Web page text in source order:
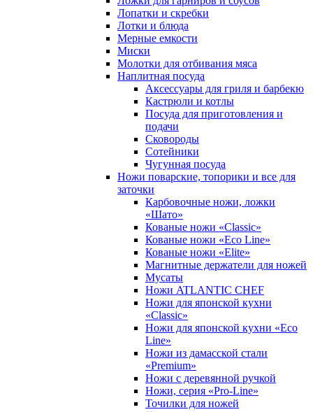
Лопатки и скребки
Лотки и блюда
Мерные емкости
Миски
Молотки для отбивания мяса
Наплитная посуда
Аксессуары для гриля и барбекю
Кастрюли и котлы
Посуда для приготовления и
подачи
Сковороды
Сотейники
Чугунная посуда
Ножи поварские, топорики и все для
заточки
Карбовочные ножи, ложки
«Шато»
Кованые ножи «Classic»
Кованые ножи «Eco Line»
Кованые ножи «Elite»
Магнитные держатели для ножей
Мусаты
Ножи ATLANTIC CHEF
Ножи для японской кухни
«Classic»
Ножи для японской кухни «Eco
Line»
Ножи из дамасской стали
«Premium»
Ножи с деревянной ручкой
Ножи, серия «Pro-Line»
Точилки для ножей